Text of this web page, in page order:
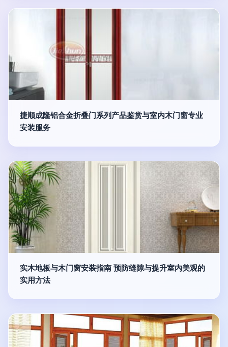
捷顺成隆铝合金折叠门系列产品鉴赏与室内木门窗专业
安装服务
实木地板与木门窗安装指南 预防缝隙与提升室内美观的
实用方法